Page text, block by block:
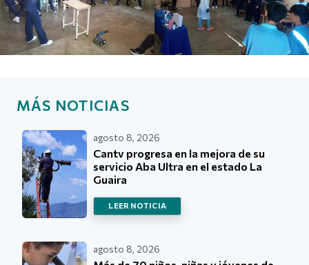
MÁS NOTICIAS
agosto 8, 2026
Cantv progresa en la mejora de su
servicio Aba Ultra en el estado La
Guaira
LEER NOTICIA
agosto 8, 2026